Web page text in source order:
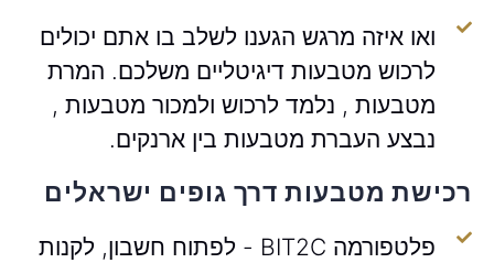
ואו איזה מרגש הגענו לשלב בו אתם יכולים
לרכוש מטבעות דיגיטליים משלכם. המרת
מטבעות , נלמד לרכוש ולמכור מטבעות ,
נבצע העברת מטבעות בין ארנקים.
רכישת מטבעות דרך גופים ישראלים
פלטפורמה BIT2C - לפתוח חשבון, לקנות